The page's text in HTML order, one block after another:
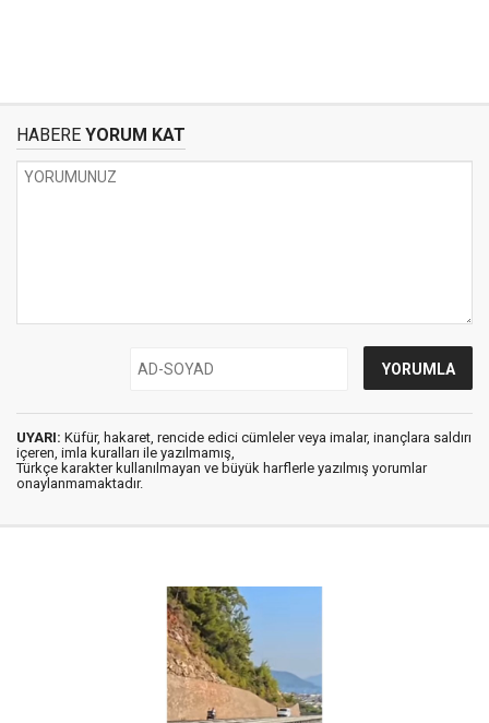
HABERE YORUM KAT
UYARI: Küfür, hakaret, rencide edici cümleler veya imalar, inançlara saldırı
içeren, imla kuralları ile yazılmamış,
Türkçe karakter kullanılmayan ve büyük harflerle yazılmış yorumlar
onaylanmamaktadır.